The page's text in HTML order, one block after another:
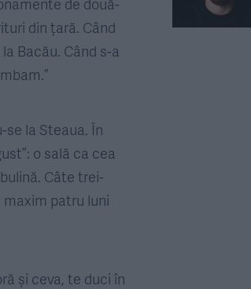
din țară. Când
Bacău. Când s-a
la Steaua. În
o sală ca cea
Câte trei-
patru luni
și ceva, te duci în